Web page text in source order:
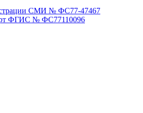
СМИ № ФС77-47467
ФГИС № ФС77110096